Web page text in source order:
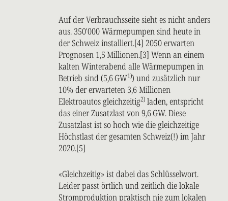
Auf der Verbrauchsseite sieht es nicht anders
aus. 350'000 Wärmepumpen sind heute in
der Schweiz installiert.[4] 2050 erwarten
Prognosen 1,5 Millionen.[3] Wenn an einem
kalten Winterabend alle Wärmepumpen in
Betrieb sind (5,6 GW1)) und zusätzlich nur
10% der erwarteten 3,6 Millionen
Elektroautos gleichzeitig2) laden, entspricht
das einer Zusatzlast von 9,6 GW. Diese
Zusatzlast ist so hoch wie die gleichzeitige
Höchstlast der gesamten Schweiz(!) im Jahr
2020.[5]
«Gleichzeitig» ist dabei das Schlüsselwort.
Leider passt örtlich und zeitlich die lokale
Stromproduktion praktisch nie zum lokalen